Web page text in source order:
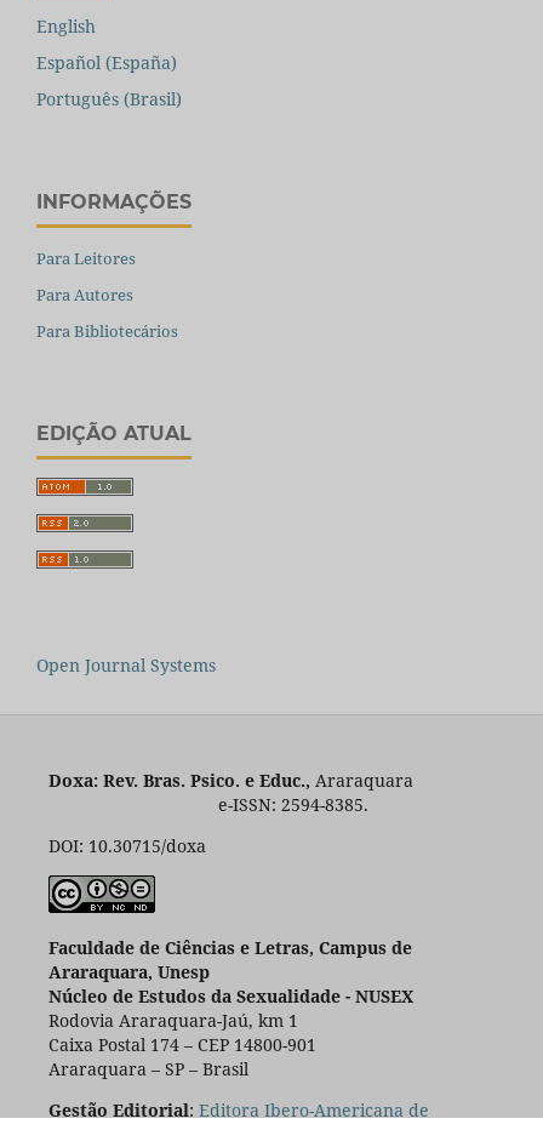
English
Español (España)
Português (Brasil)
INFORMAÇÕES
Para Leitores
Para Autores
Para Bibliotecários
EDIÇÃO ATUAL
Open Journal Systems
Doxa: Rev. Bras. Psico. e Educ., Araraquara
e-ISSN: 2594-8385.
DOI: 10.30715/doxa
Faculdade de Ciências e Letras, Campus de
Araraquara, Unesp
Núcleo de Estudos da Sexualidade - NUSEX
Rodovia Araraquara-Jaú, km 1
Caixa Postal 174 – CEP 14800-901
Araraquara – SP – Brasil
Gestão Editorial: Editora Ibero-Americana de